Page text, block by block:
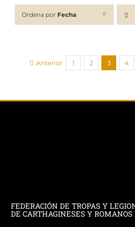
Ordena por Fecha
Anterior 1 2 3 4
FEDERACIÓN DE TROPAS Y
DE CARTHAGINESES Y ROMANOS